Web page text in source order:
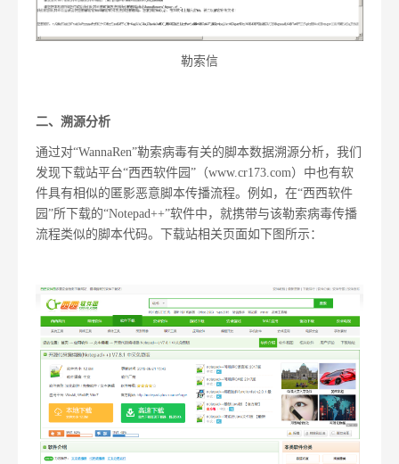
勒索信
二、溯源分析
通过对“WannaRen”勒索病毒有关的脚本数据溯源分析，我们
发现下载站平台“西西软件园”（www.cr173.com）中也有软
件具有相似的匿影恶意脚本传播流程。例如，在“西西软件
园”所下载的“Notepad++”软件中，就携带与该勒索病毒传播
流程类似的脚本代码。下载站相关页面如下图所示：